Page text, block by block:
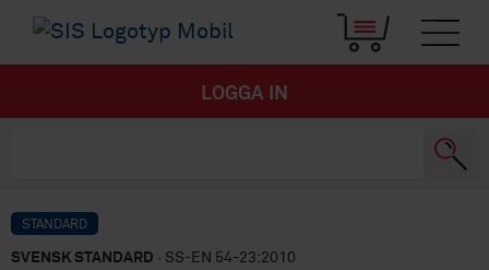
LOGGA IN
STANDARD
SVENSK STANDARD · SS-EN 54-23:2010